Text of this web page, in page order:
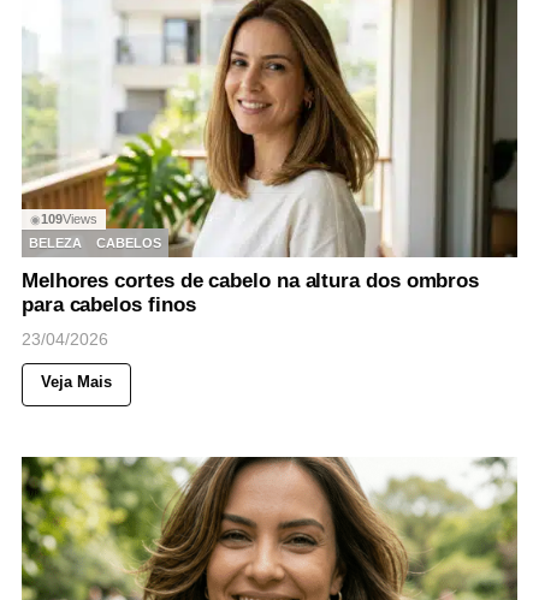
◉109Views
BELEZA
CABELOS
Melhores cortes de cabelo na altura dos ombros
para cabelos finos
23/04/2026
Veja Mais